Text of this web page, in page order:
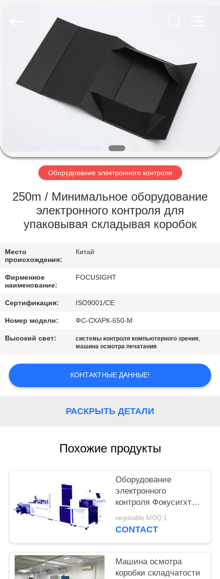
ДОМ
ПРОДУКТЫ
ПУТЕШЕСТВИЕ
ФАБРИКИ
ПРОВЕРКА
КАЧЕСТВА
СВЯЖИТЕСЬ
МЫ
НОВОСТИ
СПРОСИТЕ
КАРТА
Оборудование электронного контроля
250m / Минимальное оборудование
электронного контроля для
упаковывая складывая коробок
Место
происхождения:
Китай
Фирменное
наименование:
FOCUSIGHT
Сертификация: ISO9001/CE
Номер модели: ФС-СХАРК-650-М
Высокий свет: системы контроля компьютерного зрения,
машина осмотра печатания
КОНТАКТНЫЕ ДАННЫЕ!
РАСКРЫТЬ ДЕТАЛИ
Похожие продукты
Оборудование
электронного
контроля Фокусигхт
на до минута
90мм×90мм и Макс
negotiable MOQ:1
CONTACT
Машина осмотра
коробки складчатости